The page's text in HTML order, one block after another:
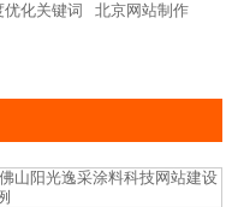
优化关键词
北京网站制作